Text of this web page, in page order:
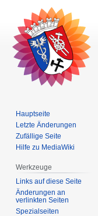
Hauptseite
Letzte Änderungen
Zufällige Seite
Hilfe zu MediaWiki
Werkzeuge
Links auf diese Seite
Änderungen an
verlinkten Seiten
Spezialseiten